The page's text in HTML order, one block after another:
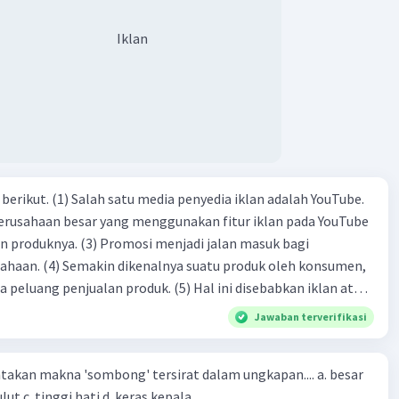
Iklan
iklan adalah YouTube.
besar yang menggunakan fitur iklan pada YouTube
menjadi jalan masuk bagi
oleh konsumen,
produk. (5) Hal ini disebabkan iklan atau
cara untuk mengenalkan produk perusahaan kepada
(2)
Jawaban terverifikasi
makna 'sombong' tersirat dalam ungkapan.... a. besar